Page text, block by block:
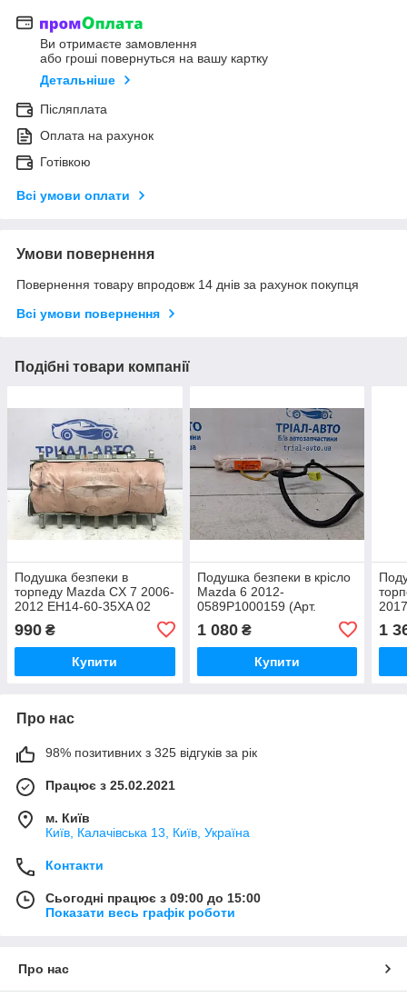
Ви отримаєте замовлення
або гроші повернуться на вашу картку
Детальніше
Післяплата
Оплата на рахунок
Готівкою
Всі умови оплати
Умови повернення
Повернення товару впродовж 14 днів за рахунок покупця
Всі умови повернення
Подібні товари компанії
Подушка безпеки в
торпеду Mazda CX 7 2006-
2012 EH14-60-35XA 02
990 ₴
Купити
Подушка безпеки в крісло
Mazda 6 2012-
0589P1000159 (Арт.
1 080₴
Купити
1
Про нас
98% позитивних з 325 відгуків за рік
Працює з 25.02.2021
м. Київ
Київ, Калачівська 13, Київ, Україна
Контакти
Сьогодні працює з 09:00 до 15:00
Показати весь графік роботи
Про нас